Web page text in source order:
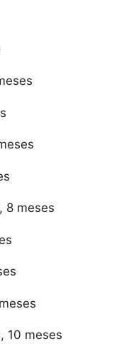
8 meses
10 meses